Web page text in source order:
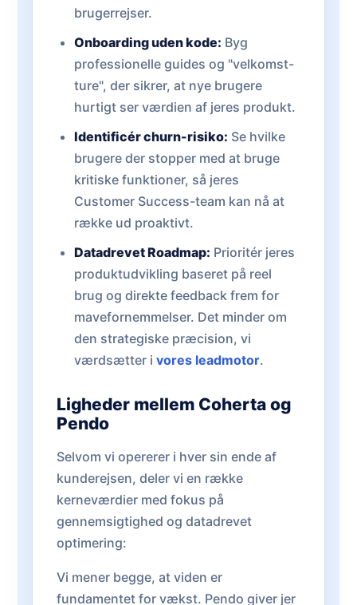
brugerrejser.
Onboarding uden kode: Byg
professionelle guides og "velkomst-
ture", der sikrer, at nye brugere
hurtigt ser værdien af jeres produkt.
Identificér churn-risiko: Se hvilke
brugere der stopper med at bruge
kritiske funktioner, så jeres
Customer Success-team kan nå at
række ud proaktivt.
Datadrevet Roadmap: Prioritér jeres
produktudvikling baseret på reel
brug og direkte feedback frem for
mavefornemmelser. Det minder om
den strategiske præcision, vi
værdsætter i vores leadmotor.
Ligheder mellem Coherta og
Pendo
Selvom vi opererer i hver sin ende af
kunderejsen, deler vi en række
kerneværdier med fokus på
gennemsigtighed og datadrevet
optimering:
Vi mener begge, at viden er
fundamentet for vækst. Pendo giver jer